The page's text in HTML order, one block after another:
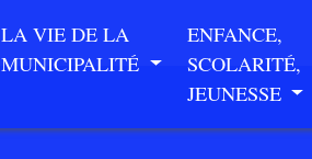
LA VIE DE LA
MUNICIPALITÉ
ENFANCE,
SCOLARITÉ,
JEUNESSE